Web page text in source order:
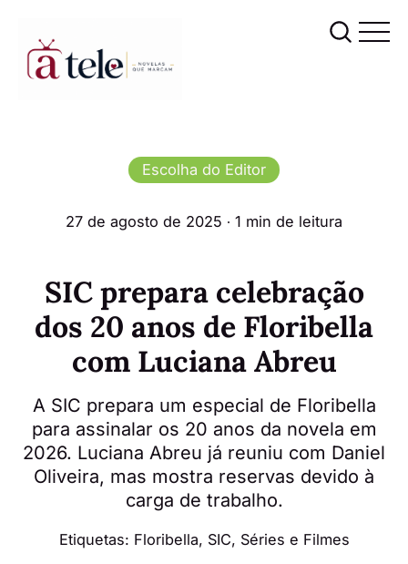
Escolha do Editor
27 de agosto de 2025 ∙ 1 min de leitura
SIC prepara celebração
dos 20 anos de Floribella
com Luciana Abreu
A SIC prepara um especial de Floribella
para assinalar os 20 anos da novela em
2026. Luciana Abreu já reuniu com Daniel
Oliveira, mas mostra reservas devido à
carga de trabalho.
Etiquetas: Floribella, SIC, Séries e Filmes